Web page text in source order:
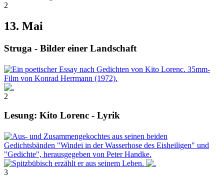
2
13. Mai
Struga - Bilder einer Landschaft
2
Lesung: Kito Lorenc - Lyrik
3